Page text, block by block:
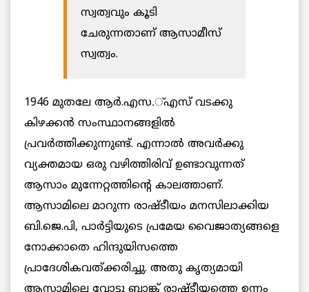
സ്വത്വവും കൂടി
ചേരുന്നതാണ് ആസാമീസ്
സ്വത്വം.
1946 മുതലേ ആര്‍.എസ.്എസ് വടക്കു
കിഴക്കന്‍ സംസ്ഥാനങ്ങളില്‍
പ്രവര്‍ത്തിക്കുന്നുണ്ട്. എന്നാല്‍ അവര്‍ക്കു
വ്യക്തമായ ഒരു വഴിത്തിരിവ് ഉണ്ടാവുന്നത്
ആസാം മുന്നേറ്റത്തിന്റെ കാലത്താണ്.
ആസാമിലെ മാറുന്ന രാഷ്ടീയം മനസിലാക്കിയ
ബി.ജെ.പി, പാര്‍ട്ടിയുടെ പ്രമേയ വൈജാത്യങ്ങളെ
നോക്കാതെ ഹിന്ദുയിസത്തെ
പ്രാദേശികവത്ക്കരിച്ചു. അതു കൃത്യമായി
ആസാമിലെ വോട്ടു ബാങ്ക് രാഷ്ടീയത്തെ ഉന്നം